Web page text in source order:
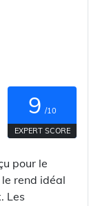
9 /10
EXPERT SCORE
pour le
rend idéal
Les